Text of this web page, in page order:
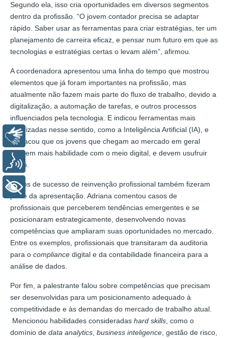
Segundo ela, isso cria oportunidades em diversos segmentos
dentro da profissão. “O jovem contador precisa se adaptar
rápido. Saber usar as ferramentas para criar estratégias, ter um
planejamento de carreira eficaz, e pensar num futuro em que as
tecnologias e estratégias certas o levam além”, afirmou.
A coordenadora apresentou uma linha do tempo que mostrou
elementos que já foram importantes na profissão, mas
atualmente não fazem mais parte do fluxo de trabalho, devido a
digitalização, a automação de tarefas, e outros processos
influenciados pela tecnologia. E indicou ferramentas mais
atualizadas nesse sentido, como a Inteligência Artificial (IA), e
destacou que os jovens que chegam ao mercado em geral
possem mais habilidade com o meio digital, e devem usufruir
disso.
Casos de sucesso de reinvenção profissional também fizeram
parte da apresentação. Adriana comentou casos de
profissionais que perceberem tendências emergentes e se
posicionaram estrategicamente, desenvolvendo novas
competências que ampliaram suas oportunidades no mercado.
Entre os exemplos, profissionais que transitaram da auditoria
para o compliance digital e da contabilidade financeira para a
análise de dados.
Por fim, a palestrante falou sobre competências que precisam
ser desenvolvidas para um posicionamento adequado à
competitividade e às demandas do mercado de trabalho atual.
Mencionou habilidades consideradas hard skills , como o
domínio de data analytics business inteligence , gestão de risco,
+ Acessibilidade